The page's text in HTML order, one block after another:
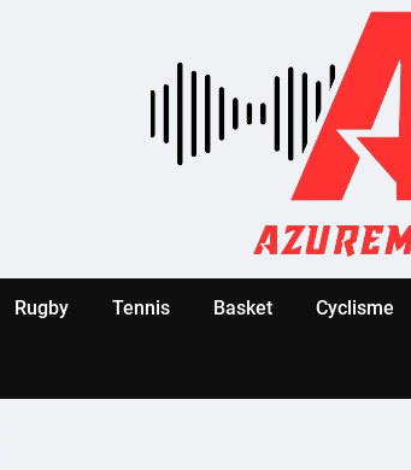
Rugby Tennis Basket Cyclisme